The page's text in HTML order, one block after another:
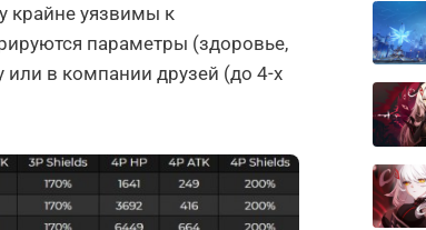
крайне уязвимы к
параметры (здоровье,
в компании друзей (до 4-х